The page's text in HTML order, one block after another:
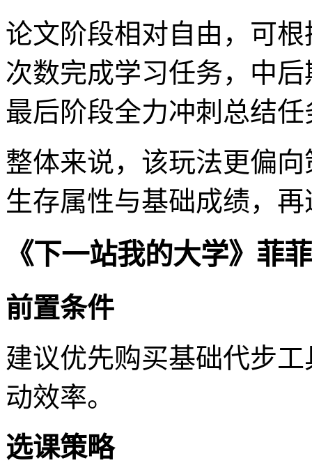
论文阶段相对自由，可
次数完成学习任务，中
最后阶段全力冲刺总结
整体来说，该玩法更偏
生存属性与基础成绩，
《下一站我的大学》菲
前置条件
建议优先购买基础代步
动效率。
选课策略